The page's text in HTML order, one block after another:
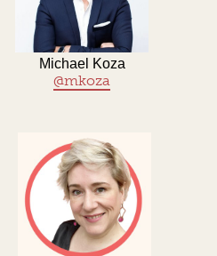
Michael Koza
@mkoza